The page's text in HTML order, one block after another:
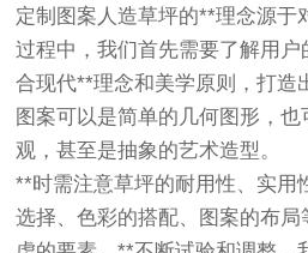
定制图案人造草坪的**理念源于
过程中，我们首先需要了解用
合现代**理念和美学原则，打造
图案可以是简单的几何图形，
观，甚至是抽象的艺术造型。
**时需注意草坪的耐用性、实用
选择、色彩的搭配、图案的布